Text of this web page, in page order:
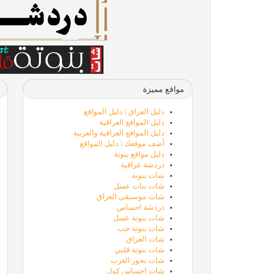
مواقع مميزة
دليل العراق | دليل المواقع
دليل المواقع العراقية
دليل المواقع العراقية والعربية
أضف موقعك | دليل المواقع
دليل مواقع بنوتة
دردشة عراقية
شات بنوتة
شات بنات عسل
شات موسيقى العراق
دردشة احساس
شات بنوتة عسل
شات بنوتة حب
شات العراق
شات بنوتة قلبي
شات بحور العرب
شات احساس كول